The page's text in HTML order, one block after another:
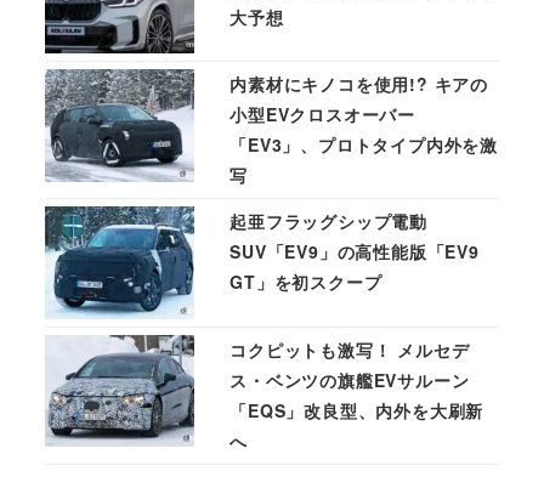
大予想
内素材にキノコを使用!? キアの
小型EVクロスオーバー
「EV3」、プロトタイプ内外を激
写
起亜フラッグシップ電動
SUV「EV9」の高性能版「EV9
GT」を初スクープ
コクピットも激写！ メルセデ
ス・ベンツの旗艦EVサルーン
「EQS」改良型、内外を大刷新
へ